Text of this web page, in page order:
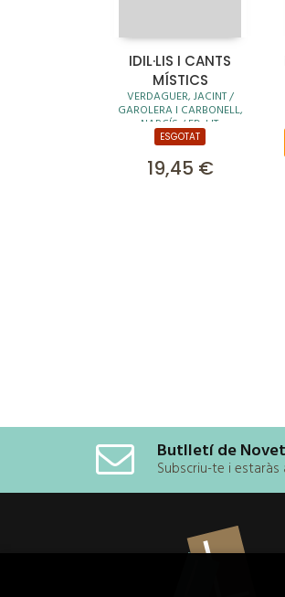
IDIL·LIS I CANTS
MÍSTICS
VERDAGUER, JACINT /
GAROLERA I CARBONELL,
NARCÍS / ED. LIT.
ESGOTAT
19,45 €
Butlletí de
Subscriu-te i